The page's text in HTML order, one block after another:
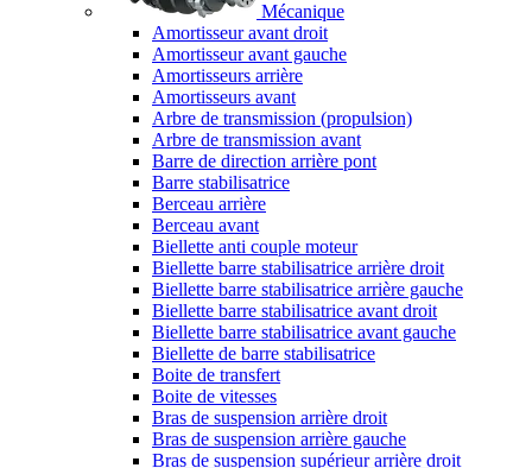
Mécanique
Amortisseur avant droit
Amortisseur avant gauche
Amortisseurs arrière
Amortisseurs avant
Arbre de transmission (propulsion)
Arbre de transmission avant
Barre de direction arrière pont
Barre stabilisatrice
Berceau arrière
Berceau avant
Biellette anti couple moteur
Biellette barre stabilisatrice arrière droit
Biellette barre stabilisatrice arrière gauche
Biellette barre stabilisatrice avant droit
Biellette barre stabilisatrice avant gauche
Biellette de barre stabilisatrice
Boite de transfert
Boite de vitesses
Bras de suspension arrière droit
Bras de suspension arrière gauche
Bras de suspension supérieur arrière droit